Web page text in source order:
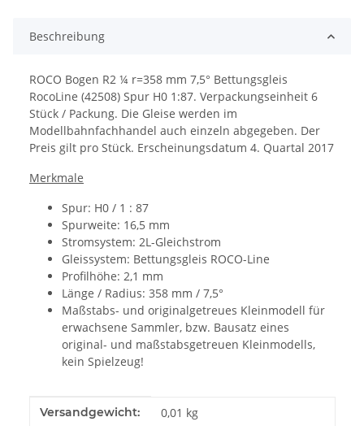
Beschreibung
ROCO Bogen R2 ¼ r=358 mm 7,5° Bettungsgleis
RocoLine (42508) Spur H0 1:87. Verpackungseinheit 6
Stück / Packung. Die Gleise werden im
Modellbahnfachhandel auch einzeln abgegeben. Der
Preis gilt pro Stück. Erscheinungsdatum 4. Quartal 2017
Merkmale
Spur: H0 / 1 : 87
Spurweite: 16,5 mm
Stromsystem: 2L-Gleichstrom
Gleissystem: Bettungsgleis ROCO-Line
Profilhöhe: 2,1 mm
Länge / Radius: 358 mm / 7,5°
Maßstabs- und originalgetreues Kleinmodell für
erwachsene Sammler, bzw. Bausatz eines
original- und maßstabsgetreuen Kleinmodells,
kein Spielzeug!
Produkteigenschaft
Wert
Versandgewicht: 0,01 kg